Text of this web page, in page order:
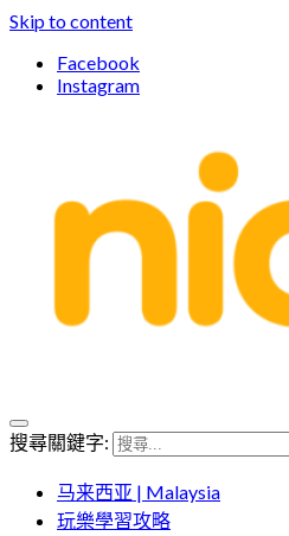
Skip to content
Facebook
Instagram
Niceday 親子X體驗
親子體驗的首選預訂平台
搜尋關鍵字:
马来西亚 | Malaysia
玩樂學習攻略